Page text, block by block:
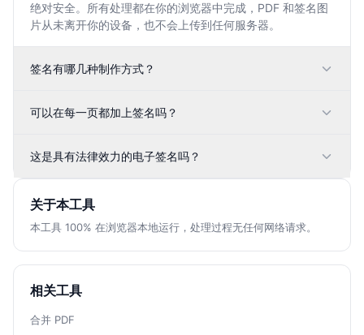
绝对安全。所有处理都在你的浏览器中完成，PDF 和签名图
片从未离开你的设备，也不会上传到任何服务器。
签名有哪几种制作方式？
可以在每一页都加上签名吗？
这是具有法律效力的电子签名吗？
关于本工具
本工具 100% 在浏览器本地运行，处理过程无任何网络请求。
相关工具
合并 PDF